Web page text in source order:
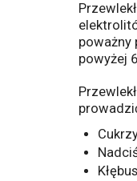
poważny
powyżej